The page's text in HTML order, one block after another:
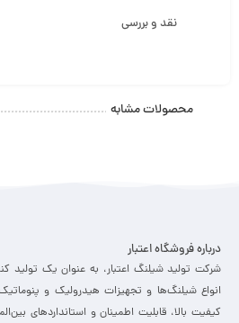
نقد و بررسی
محصولات مشابه
درباره فروشگاه اعتبار
شرکت تولید شیلنگ اعتبار، به عنوان یک تولید
انواع شیلنگ‌ها و تجهیزات هیدرولیک و
کیفیت بالا، قابلیت اطمینان و استانداردهای